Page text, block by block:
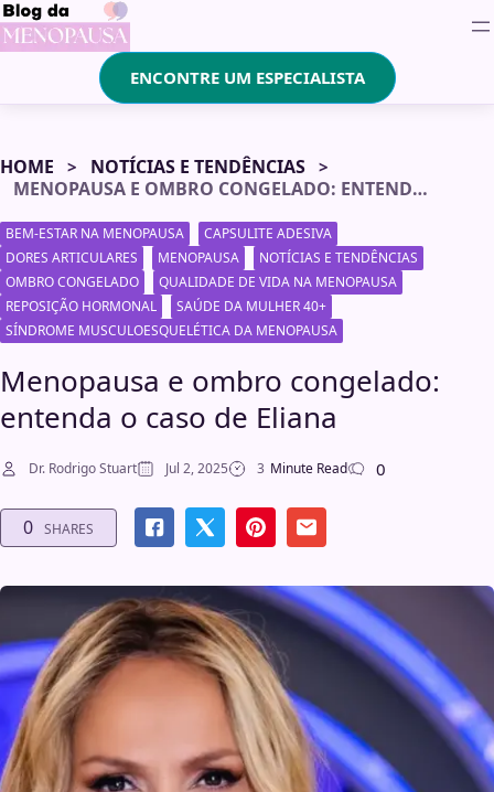
ENCONTRE UM ESPECIALISTA
HOME
NOTÍCIAS E TENDÊNCIAS
MENOPAUSA E OMBRO CONGELADO: ENTENDA O CASO DE ELIANA
BEM-ESTAR NA MENOPAUSA
CAPSULITE ADESIVA
DORES ARTICULARES
MENOPAUSA
NOTÍCIAS E TENDÊNCIAS
OMBRO CONGELADO
QUALIDADE DE VIDA NA MENOPAUSA
REPOSIÇÃO HORMONAL
SAÚDE DA MULHER 40+
SÍNDROME MUSCULOESQUELÉTICA DA MENOPAUSA
Menopausa e ombro congelado:
entenda o caso de Eliana
Dr. Rodrigo Stuart Jul 2, 2025 3 Minute Read 0
0 SHARES